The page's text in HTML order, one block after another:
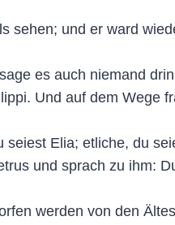
sehen; und er ward
es auch niemand
Und auf dem Wege
Elia; etliche, du
und sprach zu ihm:
werden von den